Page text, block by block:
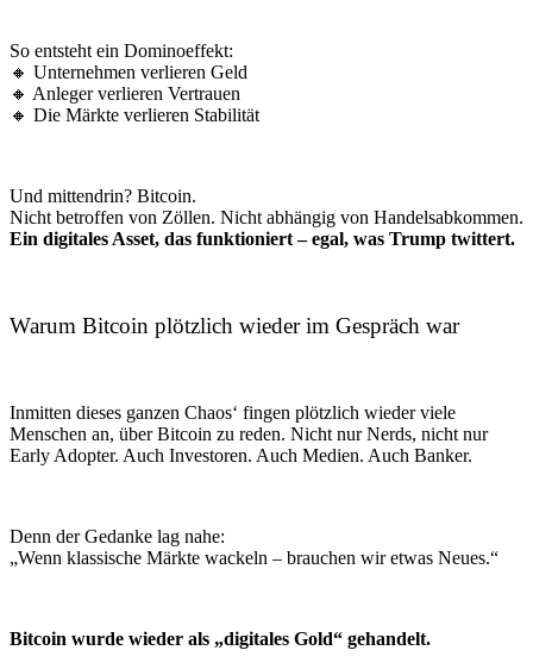
So entsteht ein Dominoeffekt:
🔸 Unternehmen verlieren Geld
🔸 Anleger verlieren Vertrauen
🔸 Die Märkte verlieren Stabilität
Und mittendrin? Bitcoin.
Nicht betroffen von Zöllen. Nicht abhängig von Handelsabkommen.
Ein digitales Asset, das funktioniert – egal, was Trump twittert.
Warum Bitcoin plötzlich wieder im Gespräch war
Inmitten dieses ganzen Chaos‘ fingen plötzlich wieder viele
Menschen an, über Bitcoin zu reden. Nicht nur Nerds, nicht nur
Early Adopter. Auch Investoren. Auch Medien. Auch Banker.
Denn der Gedanke lag nahe:
„Wenn klassische Märkte wackeln – brauchen wir etwas Neues.“
Bitcoin wurde wieder als „digitales Gold“ gehandelt.